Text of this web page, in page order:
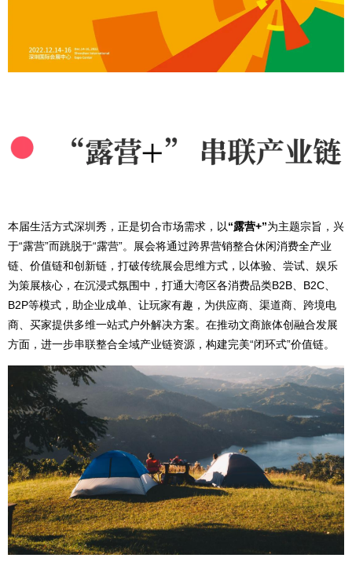
本届生活方式深圳秀，正是切合市场需求，以“露营+”为主题宗旨，兴
于“露营”而跳脱于“露营”。展会将通过跨界营销整合休闲消费全产业
链、价值链和创新链，打破传统展会思维方式，以体验、尝试、娱乐
为策展核心，在沉浸式氛围中，打通大湾区各消费品类B2B、B2C、
B2P等模式，助企业成单、让玩家有趣，为供应商、渠道商、跨境电
商、买家提供多维一站式户外解决方案。在推动文商旅体创融合发展
方面，进一步串联整合全域产业链资源，构建完美“闭环式”价值链。